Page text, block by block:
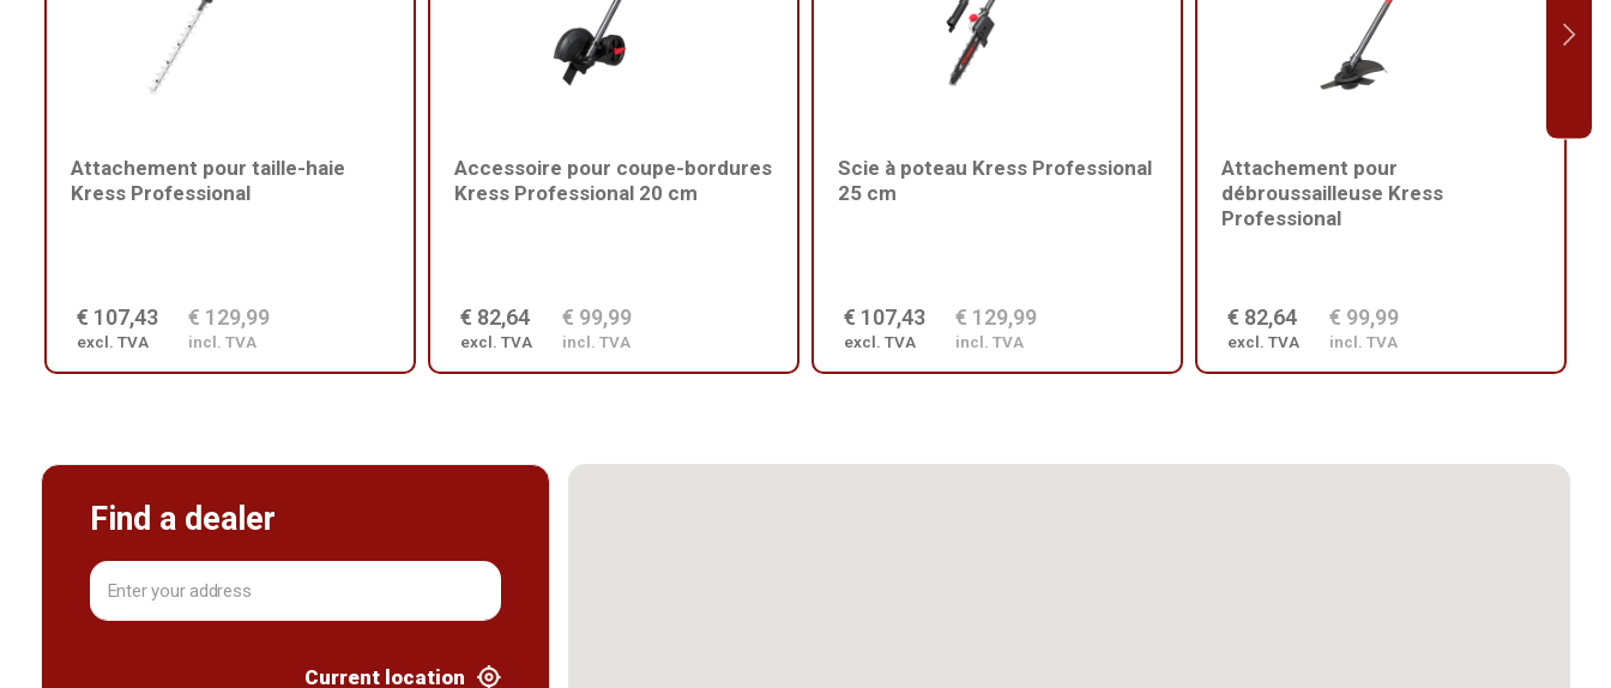
Attachement pour taille-haie
Kress Professional
€ 107,43
excl. TVA
€ 129,99
incl. TVA
Accessoire pour coupe-bordures
Kress Professional 20 cm
€ 82,64
excl. TVA
€ 99,99
incl. TVA
Scie à poteau Kress Professional
25 cm
€ 107,43
excl. TVA
€ 129,99
incl. TVA
Attachement pour
débroussailleuse Kress
Professional
€ 82,64
excl. TVA
€ 99,99
incl. TVA
Find a dealer
Current location